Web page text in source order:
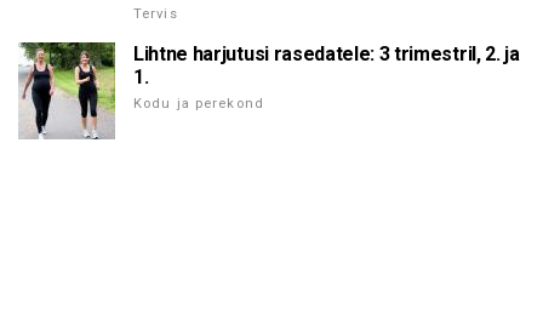
Tervis
Lihtne harjutusi rasedatele: 3 trimestril, 2. ja
1.
Kodu ja perekond